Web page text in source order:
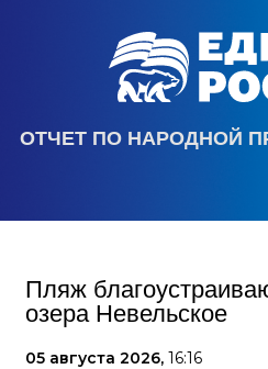
ОТЧЕТ ПО НАРОДНОЙ
Пляж
озера Невельское
05 августа 2026, 16:16